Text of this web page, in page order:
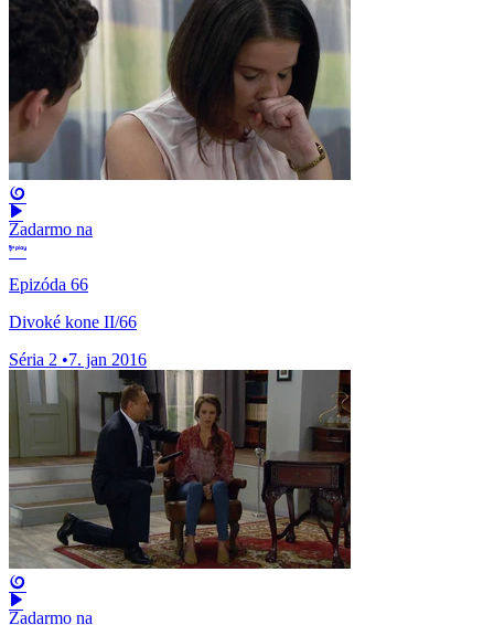
Zadarmo na
Epizóda 66
Divoké kone II/66
Séria 2 •7. jan 2016
Zadarmo na